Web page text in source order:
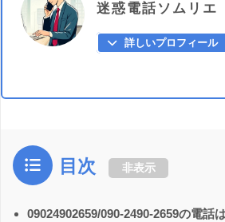
迷惑電話ソムリエ
詳しいプロフィール
目次 非表示
09024902659/090-2490-2659の電話